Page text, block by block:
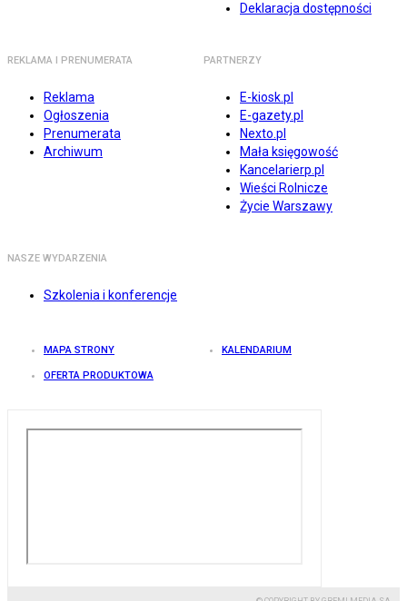
Deklaracja dostępności
REKLAMA I PRENUMERATA
Reklama
Ogłoszenia
Prenumerata
Archiwum
PARTNERZY
E-kiosk.pl
E-gazety.pl
Nexto.pl
Mała księgowość
Kancelarierp.pl
Wieści Rolnicze
Życie Warszawy
NASZE WYDARZENIA
Szkolenia i konferencje
MAPA STRONY KALENDARIUM
OFERTA PRODUKTOWA